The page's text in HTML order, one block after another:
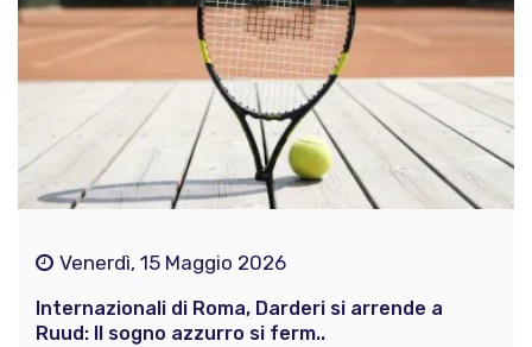
Venerdì, 15 Maggio 2026
Internazionali di Roma, Darderi si arrende a
Ruud: Il sogno azzurro si ferm..